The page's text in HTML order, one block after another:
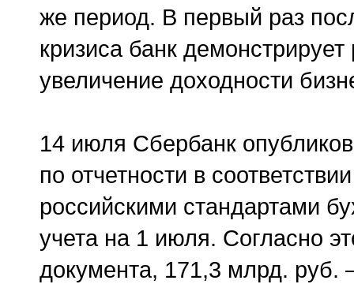
же период. В первый раз
кризиса банк
увеличение доходности
14 июля Сбербанк
по отчетности в
российскими стандартами
учета на 1 июля. Согласно
документа, 171,3 млрд. руб.